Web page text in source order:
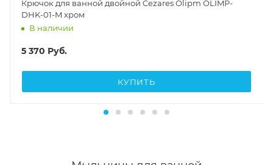
Крючок для ванной двойной Cezares Olipm OLIMP-
DHK-01-M хром
В наличии
5 370 Руб.
КУПИТЬ